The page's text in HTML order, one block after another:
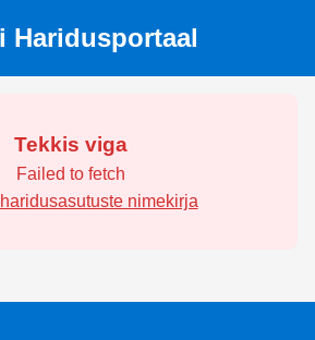
Haridusportaal
Tekkis viga
Failed to fetch
nimekirja